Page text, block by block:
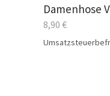
Damenhose
8,90 €